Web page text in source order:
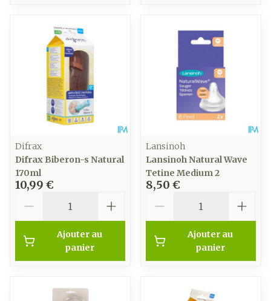
Difrax
Difrax Biberon-s Natural
170ml
10,99 €
Ajouter au
panier
Lansinoh
Lansinoh Natural Wave
Tetine Medium 2
8,50 €
Ajouter au
panier